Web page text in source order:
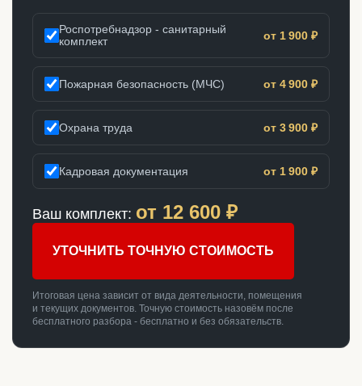
Роспотребнадзор - санитарный
комплект
от 1 900 ₽
Пожарная безопасность (МЧС) от 4 900 ₽
Охрана труда от 3 900 ₽
Кадровая документация от 1 900 ₽
Ваш комплект: от 12 600 ₽
УТОЧНИТЬ ТОЧНУЮ СТОИМОСТЬ
Итоговая цена зависит от вида деятельности, помещения
и текущих документов. Точную стоимость назовём после
бесплатного разбора - бесплатно и без обязательств.